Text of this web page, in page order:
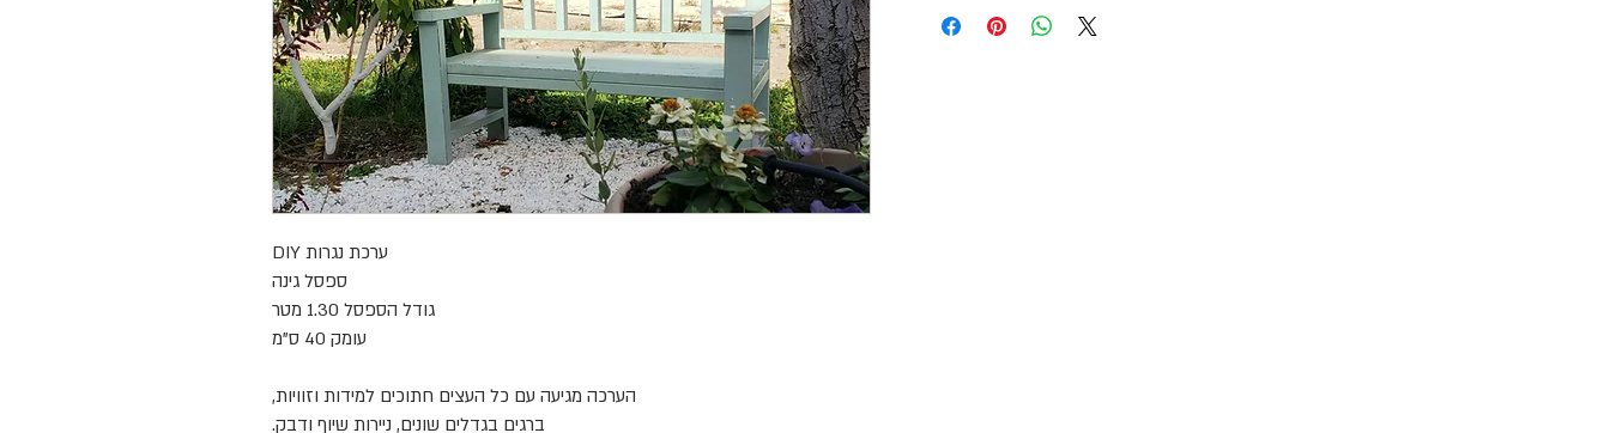
ערכת נגרות DIY
ספסל גינה
גודל הספסל 1.30 מטר
עומק 40 ס"מ
הערכה מגיעה עם כל העצים חתוכים למידות וזוויות,
ברגים בגדלים שונים, ניירות שיוף ודבק.